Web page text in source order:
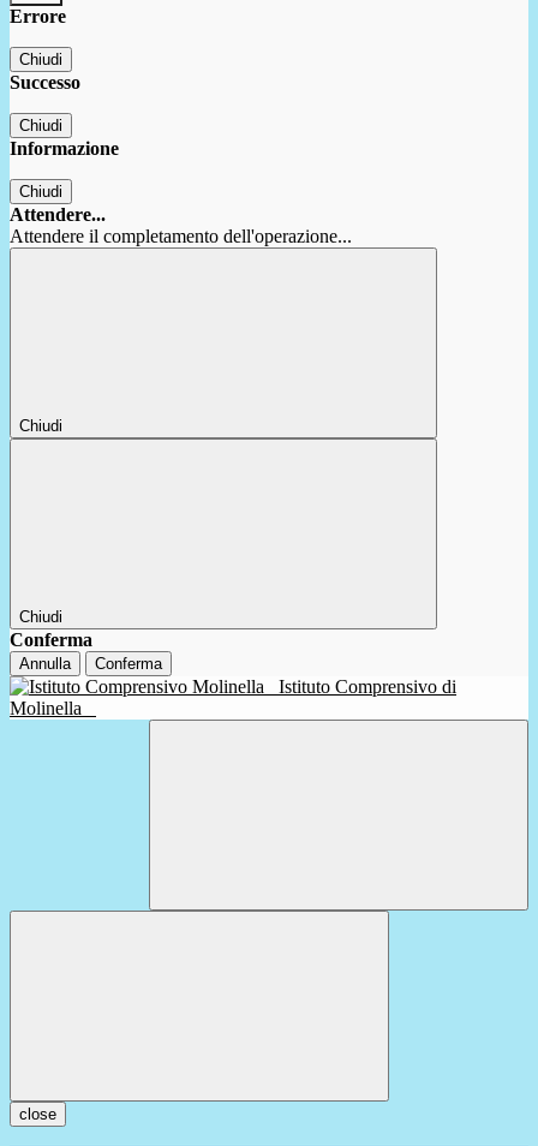
Errore
Chiudi
Successo
Chiudi
Informazione
Chiudi
Attendere...
Attendere il completamento dell'operazione...
Chiudi
Chiudi
Conferma
Annulla Conferma
Istituto Comprensivo di
Molinella
close